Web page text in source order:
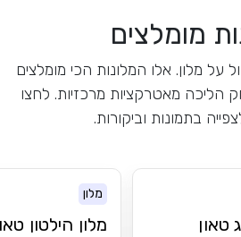
מומלצים
על מלון. אלו המלונות הכי מומלצים
הליכה מאטרקציות מרכזיות. לחצו
בתמונות וביקורות.
טאון
מלון
מלון הילטון